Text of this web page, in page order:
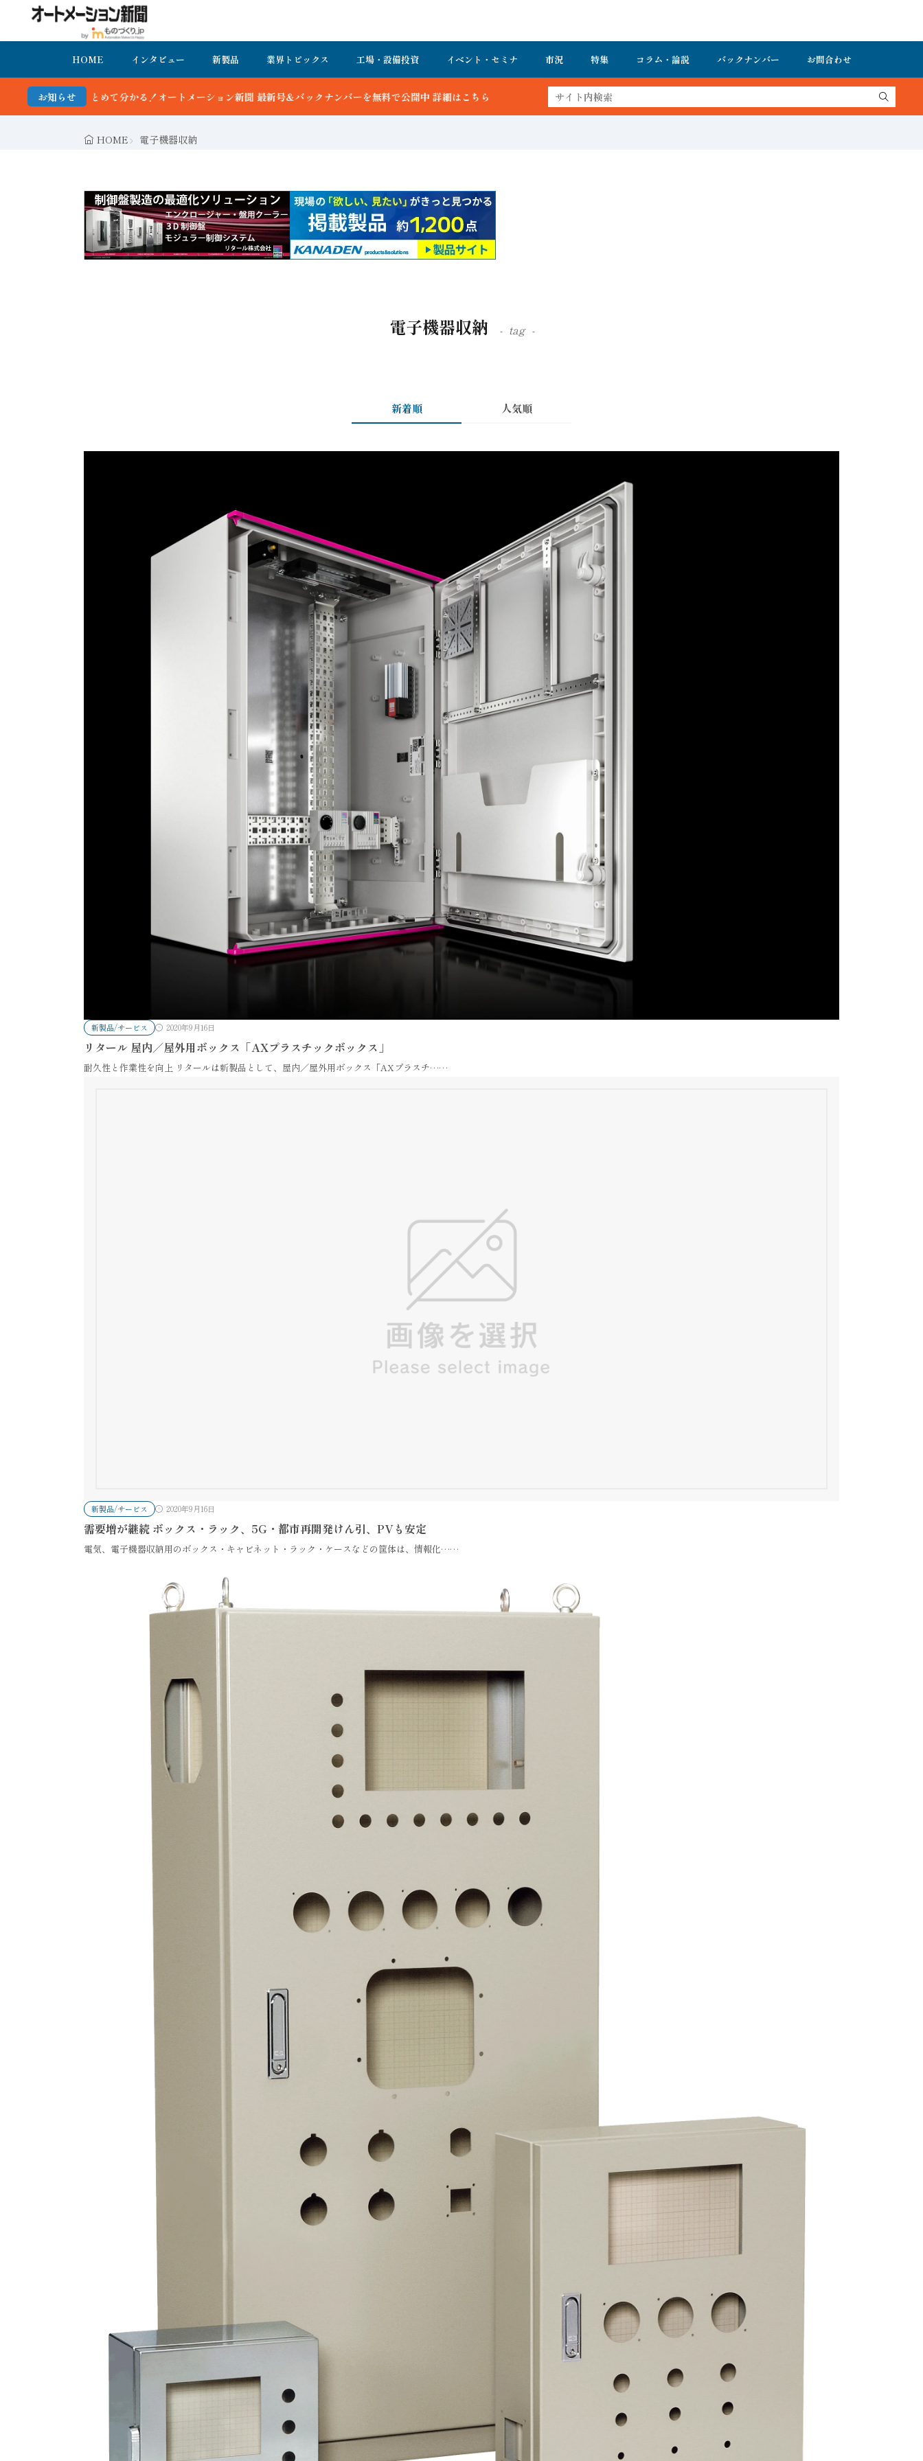
HOME インタビュー 新製品 業界トピックス 工場・設備投資 イベント・セミナ 市況 特集 コラム・論説 バックナンバー お問合わせ
お知らせ
！オートメーション新聞 最新号＆バックナンバーを無料で公開中 詳細はこちら
HOME 電子機器収納
電子機器収納 tag
新着順 人気順
新製品/サービス 2020年9月16日
リタール 屋内／屋外用ボックス「AXプラスチックボックス」
耐久性と作業性を向上 リタールは新製品として、屋内／屋外用ボックス「AXプラスチ……
新製品/サービス 2020年9月16日
需要増が継続 ボックス・ラック、5G・都市再開発けん引、PVも安定
電気、電子機器収納用のボックス・キャビネット・ラック・ケースなどの筐体は、情報化……